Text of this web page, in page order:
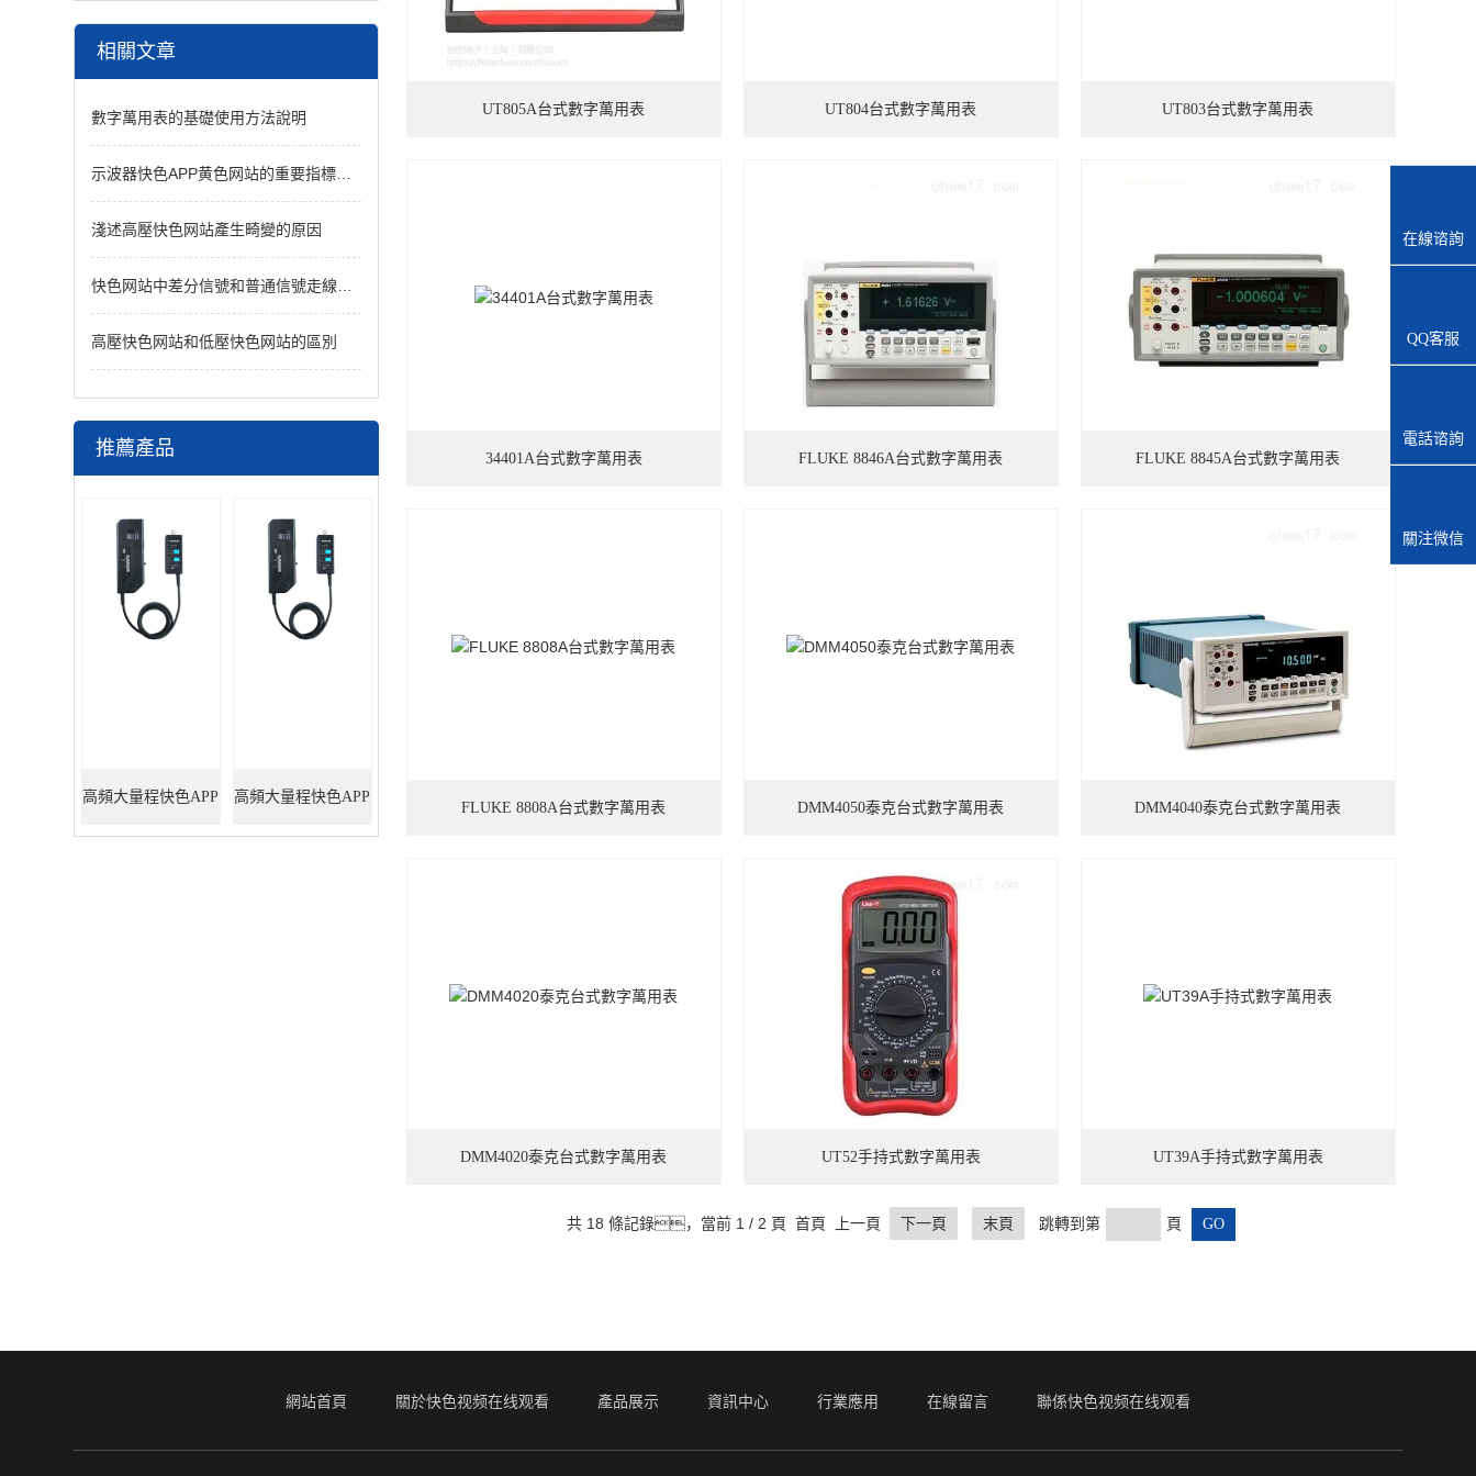
相關文章
數字萬用表的基礎使用方法說明
示波器快色APP黄色网站的重要指標說明
淺述高壓快色网站產生畸變的原因
快色网站中差分信號和普通信號走線相比的優勢是什麽
高壓快色网站和低壓快色网站的區別
推薦產品
高頻大量程快色APP 高頻大量程快色APP
UT805A台式數字萬用表 UT804台式數字萬用表 UT803台式數字萬用表
34401A台式數字萬用表 FLUKE 8846A台式數字萬用表 FLUKE 8845A台式數字萬用表
FLUKE 8808A台式數字萬用表 DMM4050泰克台式數字萬用表 DMM4040泰克台式數字萬用表
DMM4020泰克台式數字萬用表 UT52手持式數字萬用表 UT39A手持式數字萬用表
共 18 條記錄，當前 1 / 2 頁 首頁 上一頁 下一頁 末頁 跳轉到第 頁
網站首頁 關於快色视频在线观看 產品展示 資訊中心 行業應用 在線留言 聯係快色视频在线观看
在線谘詢
QQ客服
電話谘詢
關注微信